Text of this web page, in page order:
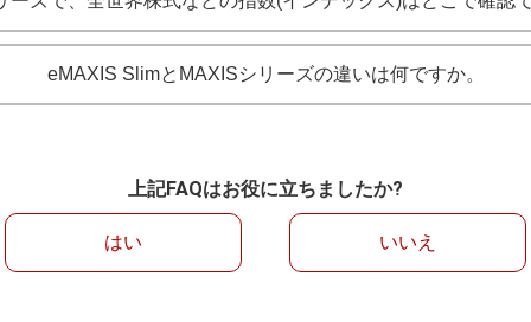
eMAXIS SlimとMAXISシリーズの違いは何ですか。
上記FAQはお役に立ちましたか?
はい いいえ